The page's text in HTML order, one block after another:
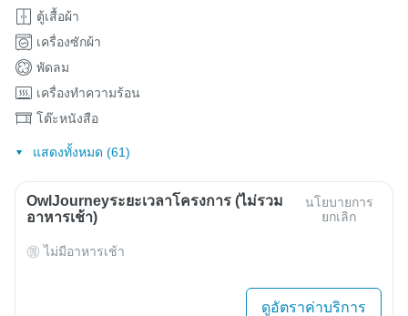
ตู้เสื้อผ้า
เครื่องซักผ้า
พัดลม
เครื่องทำความร้อน
โต๊ะหนังสือ
แสดงทั้งหมด (61)
OwlJourneyระยะเวลาโครงการ (ไม่รวม
อาหารเช้า)
นโยบายการ
ยกเลิก
ไม่มีอาหารเช้า
ดูอัตราค่าบริการ